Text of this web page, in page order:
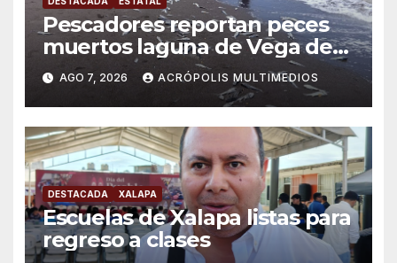
Pescadores reportan peces
muertos laguna de Vega de
Alatorre
AGO 7, 2026 ACRÓPOLIS MULTIMEDIOS
DESTACADA XALAPA
Escuelas de Xalapa listas para
regreso a clases